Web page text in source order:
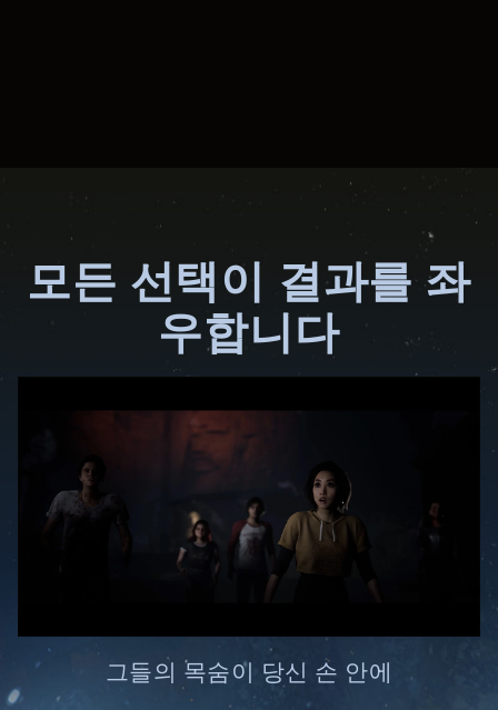
모든 선택이 결과를 좌
우합니다
그들의 목숨이 당신 손 안에